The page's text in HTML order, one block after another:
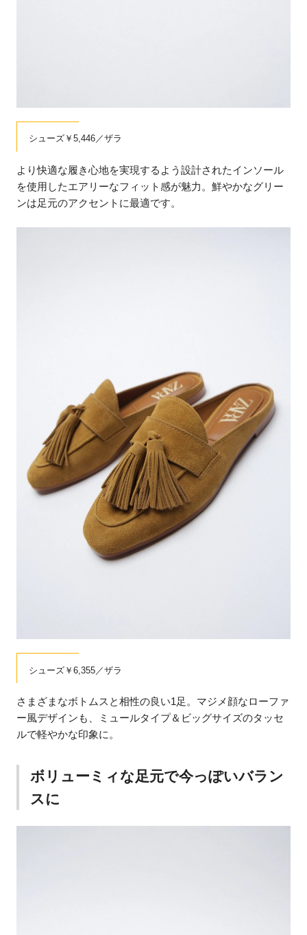
シューズ￥5,446／ザラ
より快適な履き心地を実現するよう設計されたインソール
を使用したエアリーなフィット感が魅力。鮮やかなグリー
ンは足元のアクセントに最適です。
シューズ￥6,355／ザラ
さまざまなボトムスと相性の良い1足。マジメ顔なローファ
ー風デザインも、ミュールタイプ＆ビッグサイズのタッセ
ルで軽やかな印象に。
ボリューミィな足元で今っぽいバラン
スに